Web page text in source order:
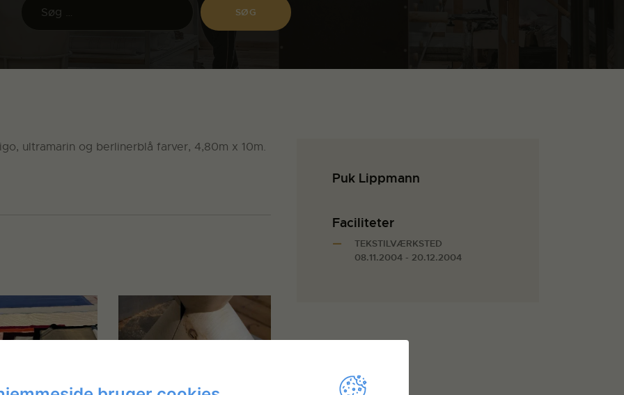
ultramarin og berlinerblå farver, 4,80m x 10m.
Puk Lippmann
Faciliteter
TEKSTILVÆRKSTED
08.11.2004 - 20.12.2004